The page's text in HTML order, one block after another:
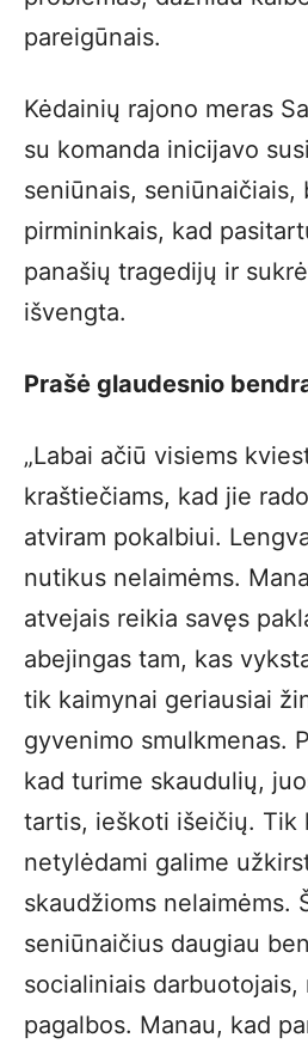
pareigūnais.
Kėdainių rajono meras
su komanda inicijavo
seniūnais, seniūnaičiais,
pirmininkais, kad
panašių tragedijų ir
išvengta.
Prašė glaudesnio
„Labai ačiū visiems
kraštiečiams, kad jie
atviram pokalbiui.
nutikus nelaimėms.
atvejais reikia savęs
abejingas tam, kas
tik kaimynai geriausiai
gyvenimo smulkmenas.
kad turime skaudulių,
tartis, ieškoti išeičių. Tik
netylėdami galime
skaudžioms nelaimėms.
seniūnaičius daugiau
socialiniais
pagalbos. Manau, kad